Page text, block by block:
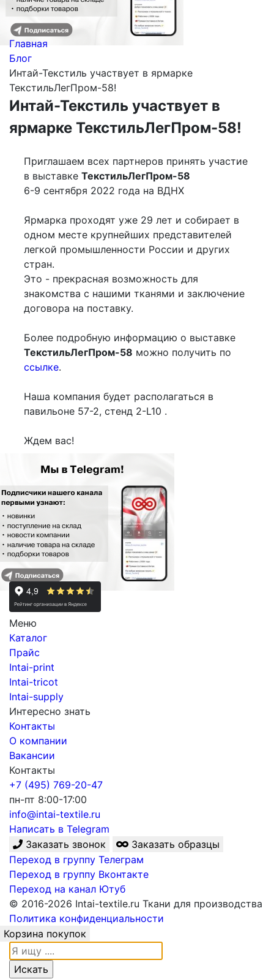
Главная
Блог
Интай-Текстиль участвует в ярмарке
ТекстильЛегПром-58!
Интай-Текстиль участвует в
ярмарке ТекстильЛегПром-58!
Приглашаем всех партнеров принять участие
в выставке ТекстильЛегПром-58
6-9 сентября 2022 года на ВДНХ
Ярмарка проходят уже 29 лет и собирает в
одном месте крупнейших представителей
легкой промышленности России и других
стран.
Это - прекрасная возможность для
знакомства с нашими тканями и заключение
договора на поставку.
Более подробную информацию о выставке
ТекстильЛегПром-58 можно получить по
ссылке.
Наша компания будет располагаться в
павильоне 57-2, стенд 2-L10 .
Ждем вас!
Меню
Каталог
Прайс
Intai-print
Intai-tricot
Intai-supply
Интересно знать
Контакты
О компании
Вакансии
Контакты
+7 (495) 769-20-47
пн-пт 8:00-17:00
info@intai-textile.ru
Написать в Telegram
Заказать звонок
Заказать образцы
Переход в группу Телеграм
Переход в группу Вконтакте
Переход на канал Ютуб
© 2016-2026 Intai-textile.ru Ткани для производства
Политика конфиденциальности
Корзина покупок